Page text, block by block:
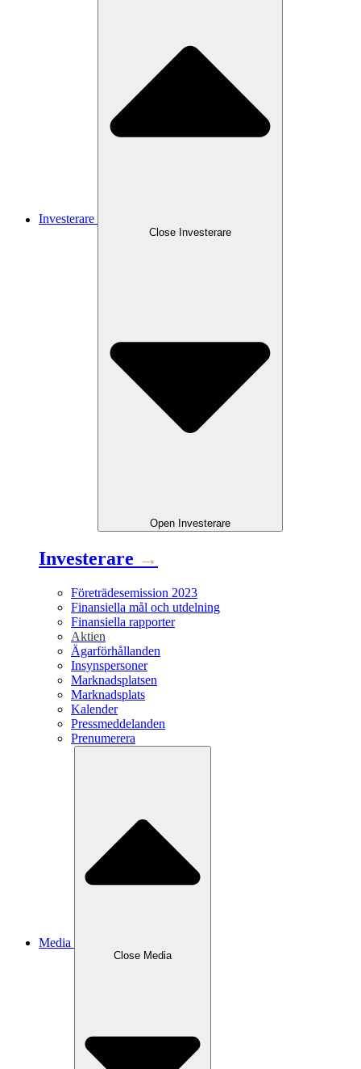
Investerare
Close Investerare
Open Investerare
Investerare →
Företrädesemission 2023
Finansiella mål och utdelning
Finansiella rapporter
Aktien
Ägarförhållanden
Insynspersoner
Marknadsplatsen
Marknadsplats
Kalender
Pressmeddelanden
Prenumerera
Media
Close Media